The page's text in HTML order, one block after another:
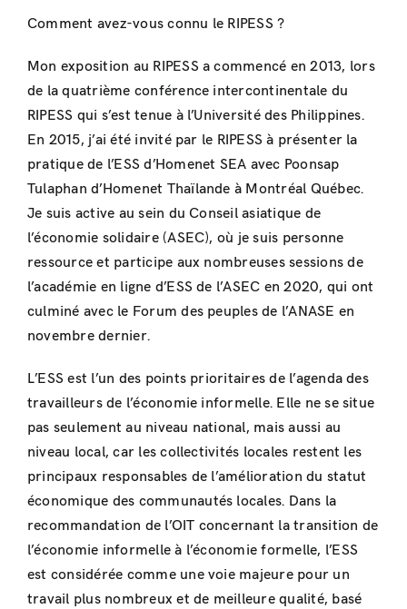
Comment avez-vous connu le RIPESS ?
Mon exposition au RIPESS a commencé en 2013, lors
de la quatrième conférence intercontinentale du
RIPESS qui s’est tenue à l’Université des Philippines.
En 2015, j’ai été invité par le RIPESS à présenter la
pratique de l’ESS d’Homenet SEA avec Poonsap
Tulaphan d’Homenet Thaïlande à Montréal Québec.
Je suis active au sein du Conseil asiatique de
l’économie solidaire (ASEC), où je suis personne
ressource et participe aux nombreuses sessions de
l’académie en ligne d’ESS de l’ASEC en 2020, qui ont
culminé avec le Forum des peuples de l’ANASE en
novembre dernier.
L’ESS est l’un des points prioritaires de l’agenda des
travailleurs de l’économie informelle. Elle ne se situe
pas seulement au niveau national, mais aussi au
niveau local, car les collectivités locales restent les
principaux responsables de l’amélioration du statut
économique des communautés locales. Dans la
recommandation de l’OIT concernant la transition de
l’économie informelle à l’économie formelle, l’ESS
est considérée comme une voie majeure pour un
travail plus nombreux et de meilleure qualité, basé